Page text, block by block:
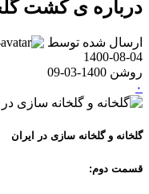
درباره ی کشت
ارسال شده توسط
1400-08-04
روشن 1400-03-09
۰
گلخانه و گلخانه سازی در ایران
قسمت دوم: